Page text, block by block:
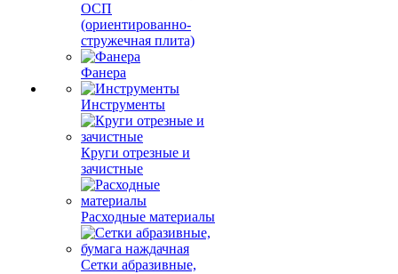
ОСП
(ориентированно-
стружечная плита)
Фанера
Инструменты
Круги отрезные и
зачистные
Расходные материалы
Сетки абразивные,